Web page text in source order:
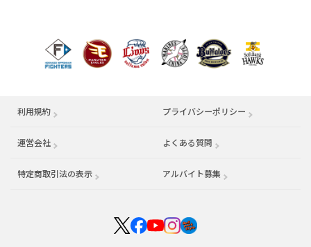
利用規約 プライバシーポリシー
運営会社 （別ウィンドウで開く） よくある質問
特定商取引法の表示 アルバイト募集 （別ウィンドウで開く